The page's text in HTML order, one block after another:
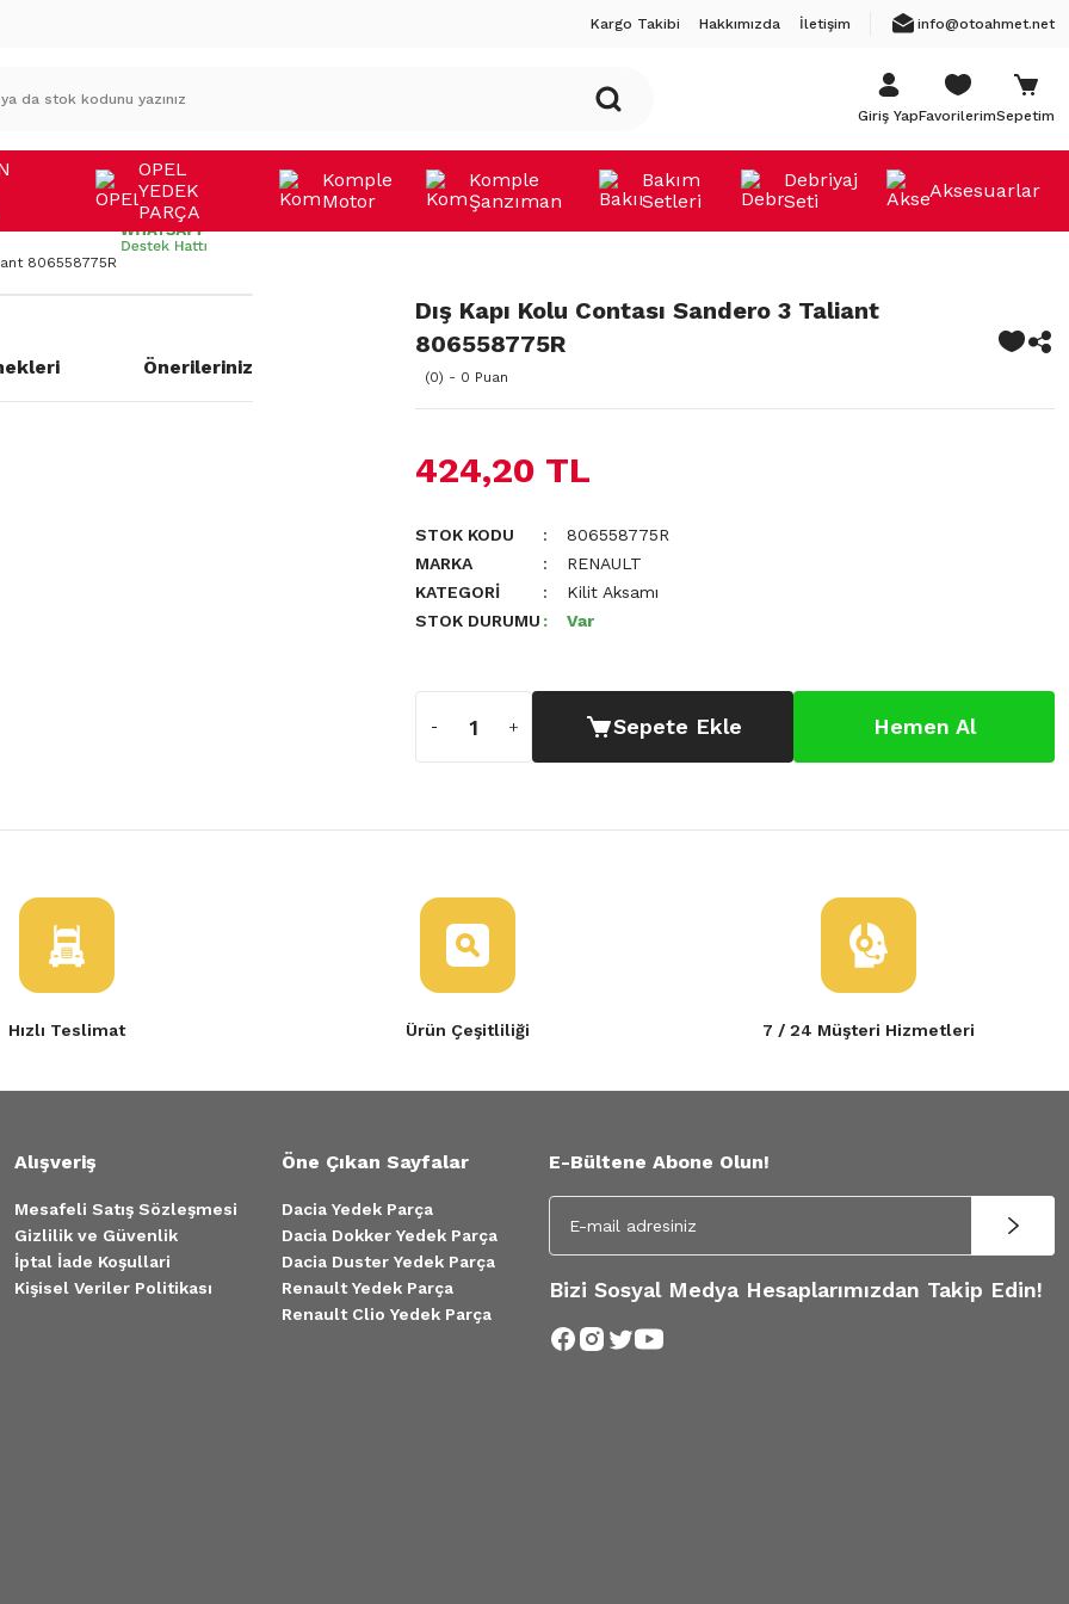
Kargo Takibi Hakkımızda İletişim info@otoahmet.net
Giriş YapFavorilerimSepetim
OPEL
YEDEK
PARÇA
Komple
Motor
Komple
Şanzıman
Bakım
Setleri
Debriyaj
Seti
Aksesuarlar
806558775R
Önerileriniz
Dış Kapı Kolu Contası Sandero 3 Taliant
806558775R
(0) - 0 Puan
424,20 TL
STOK KODU
806558775R
MARKA
RENAULT
KATEGORI
Kilit Aksamı
STOK DURUMU
Var
Sepete Ekle Hemen Al
Hızlı Teslimat Ürün Çeşitliliği 7 / 24 Müşteri Hizmetleri
Alışveriş
Mesafeli Satış Sözleşmesi
Gizlilik ve Güvenlik
İptal İade Koşullari
Kişisel Veriler Politikası
Öne Çıkan Sayfalar
Dacia Yedek Parça
Dacia Dokker Yedek Parça
Dacia Duster Yedek Parça
Renault Yedek Parça
Renault Clio Yedek Parça
E-Bültene Abone Olun!
Bizi Sosyal Medya Hesaplarımızdan Takip Edin!